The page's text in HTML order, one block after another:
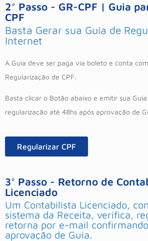
2° Passo - GR-CPF | Guia
CPF
Basta Gerar sua Guia de
Internet
A Guia deve ser paga via boleto e conta
Regularização de CPF.
Basta clicar o Botão abaixo e emitir sua
regularização até 48hs após aprovação de
Regularizar CPF
3° Passo - Retorno de
Licenciado
Um Contabilista Licenciado,
sistema da Receita, verifica,
retorna por e-mail
aprovação de Guia.